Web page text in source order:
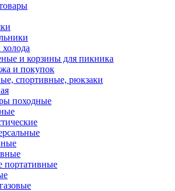
и корзины для пикника
и покупок
спортивные, рюкзаки
походные
портативные